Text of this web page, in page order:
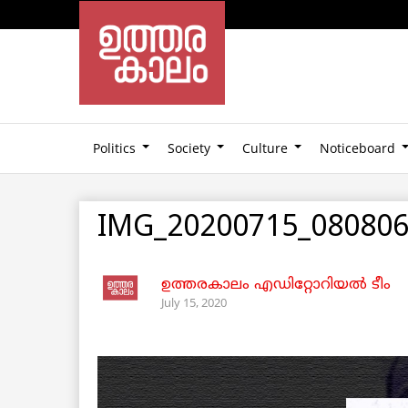
Politics Society Culture Noticeboard
ഉത്തരകാലം എഡിറ്റോറിയല്‍ ടീം
July 15, 2020